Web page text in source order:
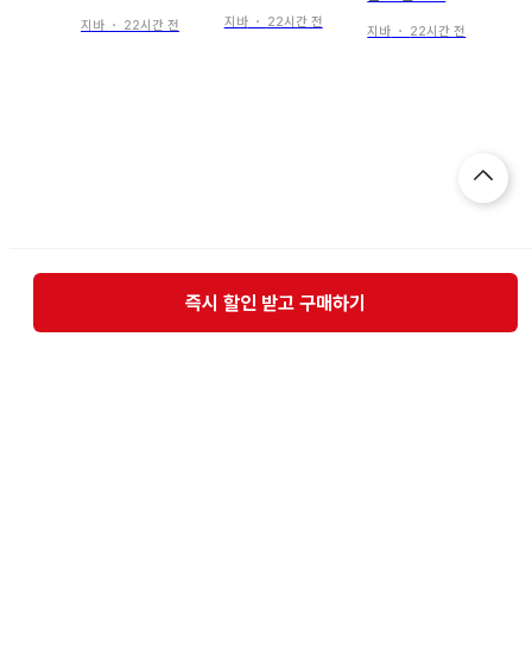
지바 ・ 22시간 전 지바・ 22시간 전
지바 ・ 22시간 전
즉시 할인 받고 구매하기